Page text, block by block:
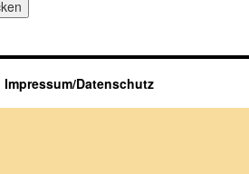
Impressum/Datenschutz